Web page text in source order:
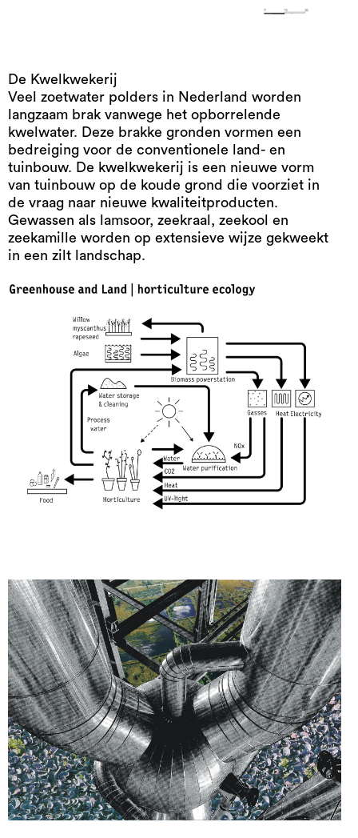
De Kwelkwekerij
Veel zoetwater polders in Nederland worden
langzaam brak vanwege het opborrelende
kwelwater. Deze brakke gronden vormen een
bedreiging voor de conventionele land- en
tuinbouw. De kwelkwekerij is een nieuwe vorm
van tuinbouw op de koude grond die voorziet in
de vraag naar nieuwe kwaliteitproducten.
Gewassen als lamsoor, zeekraal, zeekool en
zeekamille worden op extensieve wijze gekweekt
in een zilt landschap.